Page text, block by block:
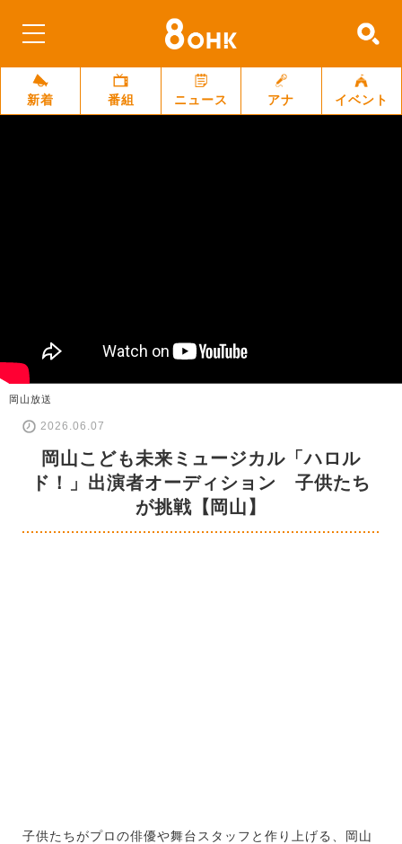
新着 番組 ニュース アナ イベント
岡山放送
2026.06.07
岡山こども未来ミュージカル「ハロル
ド！」出演者オーディション 子供たち
が挑戦【岡山】
子供たちがプロの俳優や舞台スタッフと作り上げる、岡山